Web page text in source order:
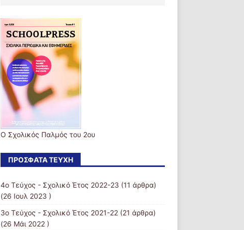
Ο Σχολικός Παλμός του 2ου
ΠΡΌΣΦΑΤΑ ΤΕΎΧΗ
4ο Τεύχος - Σχολικό Έτος 2022-23 (11 άρθρα)
(26 Ιουλ 2023 )
3ο Τεύχος - Σχολικό Έτος 2021-22(21 άρθρα)
(26 Μάι 2022 )